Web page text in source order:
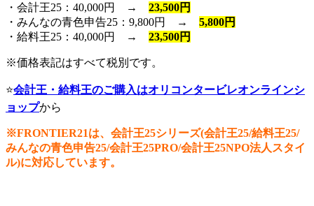
・会計王25：40,000円 → 23,500円
・みんなの青色申告25：9,800円 → 5,800円
・給料王25：40,000円 → 23,500円
※価格表記はすべて税別です。
⭐会計王・給料王のご購入はオリコンタービレオンラインシ
ョップから
※FRONTIER21は、会計王25シリーズ(会計王25/給料王25/
みんなの青色申告25/会計王25PRO/会計王25NPO法人スタイ
ル)に対応しています。